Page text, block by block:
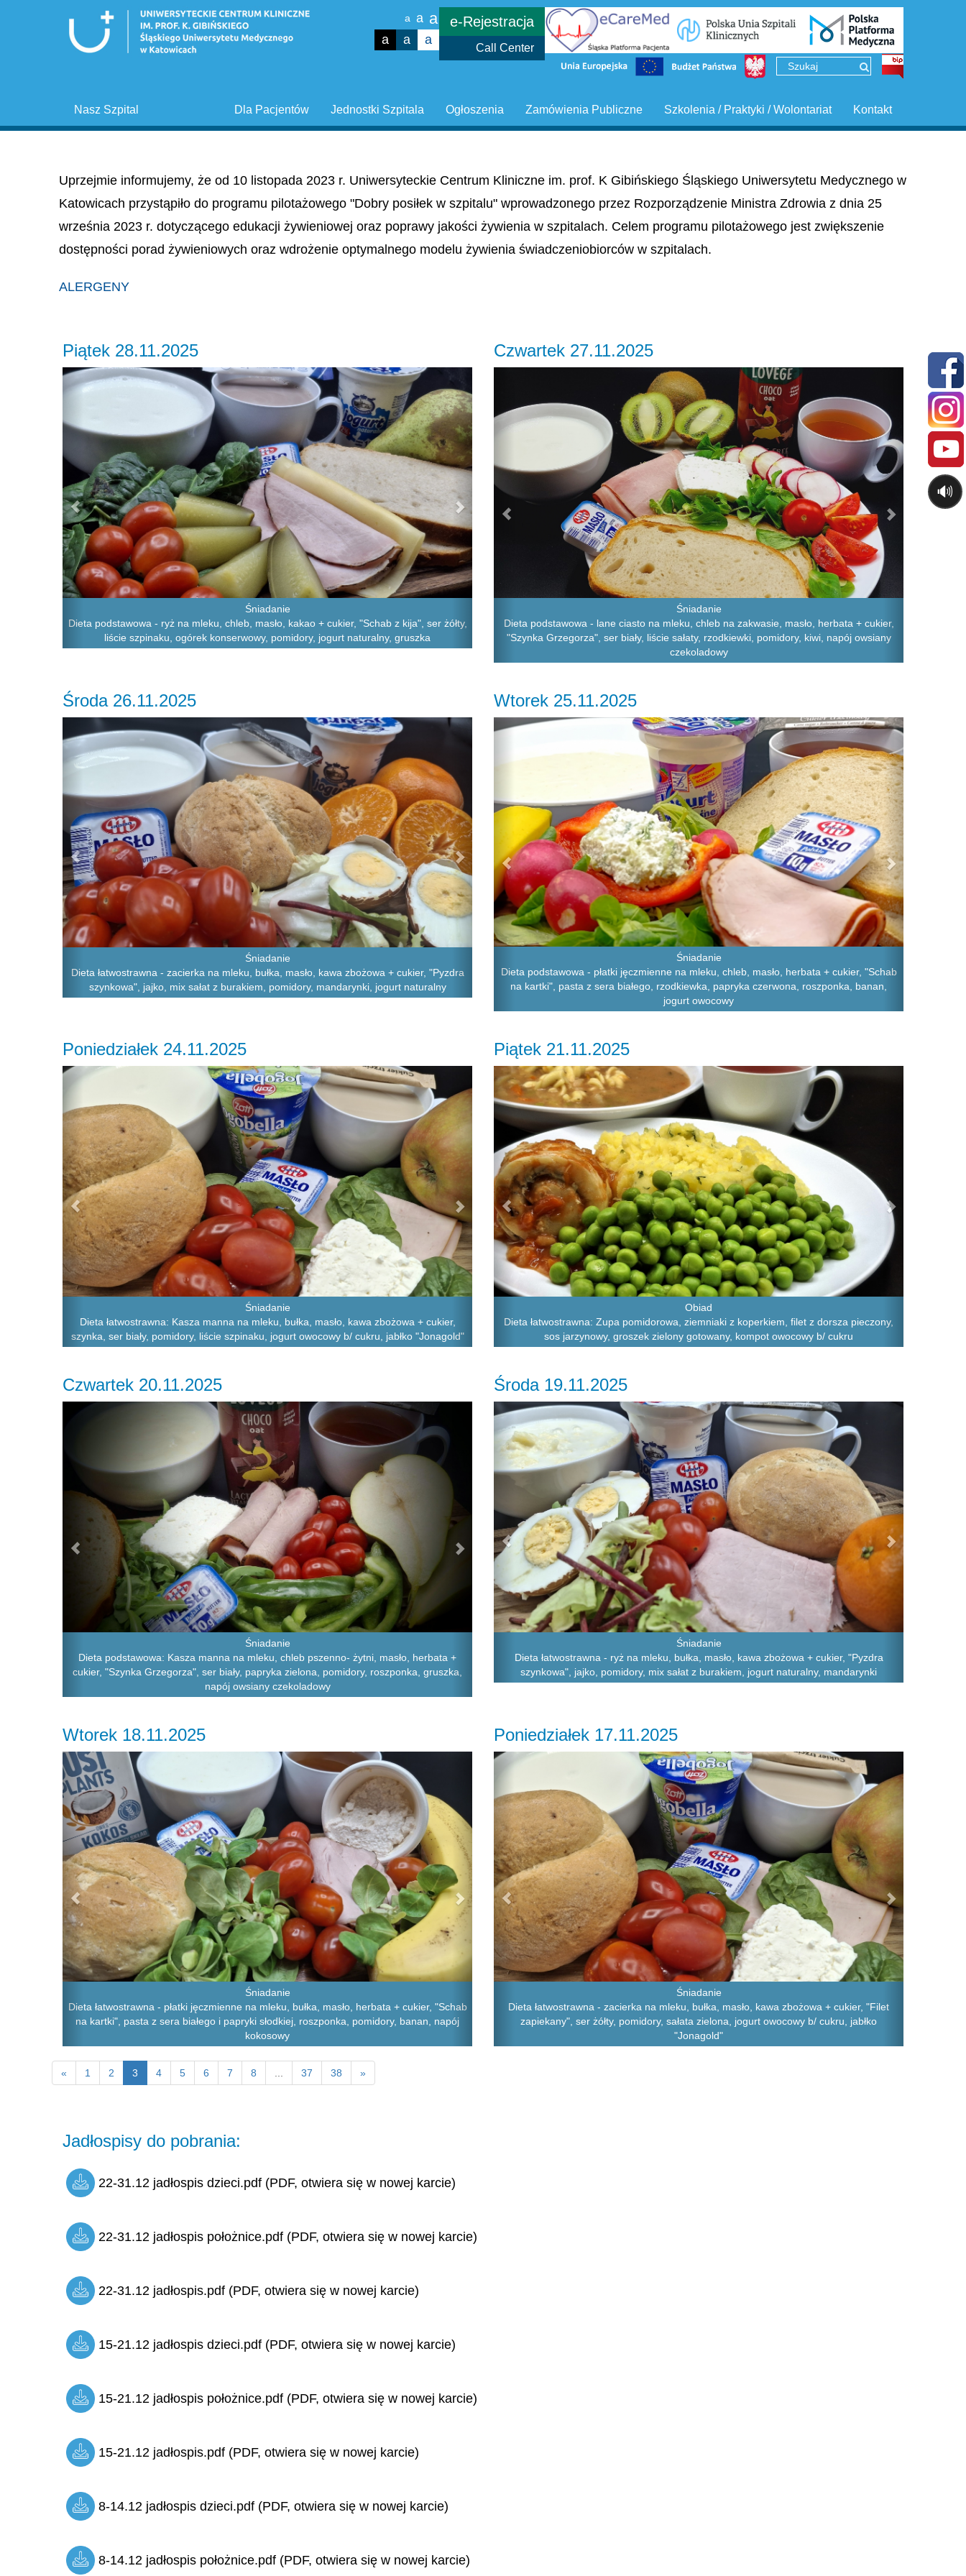
a a a
a a a
e-Rejestracja
Call Center
Kontakt
Szkolenia / Praktyki / Wolontariat
Zamówienia Publiczne
Ogłoszenia
Jednostki Szpitala
Dla Pacjentów
Nasz Szpital
Uprzejmie informujemy, że od 10 listopada 2023 r. Uniwersyteckie Centrum Kliniczne im. prof. K Gibińskiego Śląskiego Uniwersytetu Medycznego w
Katowicach przystąpiło do programu pilotażowego "Dobry posiłek w szpitalu" wprowadzonego przez Rozporządzenie Ministra Zdrowia z dnia 25
września 2023 r. dotyczącego edukacji żywieniowej oraz poprawy jakości żywienia w szpitalach. Celem programu pilotażowego jest zwiększenie
dostępności porad żywieniowych oraz wdrożenie optymalnego modelu żywienia świadczeniobiorców w szpitalach.
ALERGENY
Piątek 28.11.2025
Śniadanie
Dieta podstawowa - ryż na mleku, chleb, masło, kakao + cukier, "Schab z kija", ser żółty,
liście szpinaku, ogórek konserwowy, pomidory, jogurt naturalny, gruszka
Previous
Czwartek 27.11.2025
Śniadanie
Dieta podstawowa - lane ciasto na mleku, chleb na zakwasie, masło, herbata + cukier,
"Szynka Grzegorza", ser biały, liście sałaty, rzodkiewki, pomidory, kiwi, napój owsiany
czekoladowy
Środa 26.11.2025
Śniadanie
Dieta łatwostrawna - zacierka na mleku, bułka, masło, kawa zbożowa + cukier, "Pyzdra
szynkowa", jajko, mix sałat z burakiem, pomidory, mandarynki, jogurt naturalny
Previous Next
Wtorek 25.11.2025
Śniadanie
Dieta podstawowa - płatki jęczmienne na mleku, chleb, masło, herbata + cukier, "Schab
na kartki", pasta z sera białego, rzodkiewka, papryka czerwona, roszponka, banan,
jogurt owocowy
Previous Next
Poniedziałek 24.11.2025
Śniadanie
Dieta łatwostrawna: Kasza manna na mleku, bułka, masło, kawa zbożowa + cukier,
szynka, ser biały, pomidory, liście szpinaku, jogurt owocowy b/ cukru, jabłko "Jonagold"
Previous
Piątek 21.11.2025
Obiad
Dieta łatwostrawna: Zupa pomidorowa, ziemniaki z koperkiem, filet z dorsza pieczony,
sos jarzynowy, groszek zielony gotowany, kompot owocowy b/ cukru
Previous
Czwartek 20.11.2025
Śniadanie
Dieta podstawowa: Kasza manna na mleku, chleb pszenno- żytni, masło, herbata +
cukier, "Szynka Grzegorza", ser biały, papryka zielona, pomidory, roszponka, gruszka,
napój owsiany czekoladowy
Previous
Środa 19.11.2025
Śniadanie
Dieta łatwostrawna - ryż na mleku, bułka, masło, kawa zbożowa + cukier, "Pyzdra
szynkowa", jajko, pomidory, mix sałat z burakiem, jogurt naturalny, mandarynki
Previous Next
Wtorek 18.11.2025
Śniadanie
Dieta łatwostrawna - płatki jęczmienne na mleku, bułka, masło, herbata + cukier, "Schab
na kartki", pasta z sera białego i papryki słodkiej, roszponka, pomidory, banan, napój
kokosowy
Previous
Poniedziałek 17.11.2025
Śniadanie
Dieta łatwostrawna - zacierka na mleku, bułka, masło, kawa zbożowa + cukier, "Filet
zapiekany", ser żółty, pomidory, sałata zielona, jogurt owocowy b/ cukru, jabłko
"Jonagold"
Previous
« 1 2 3 4 5 6 7 8 37 38 »
Jadłospisy do pobrania:
22-31.12 jadłospis dzieci.pdf (PDF, otwiera się w nowej karcie)
22-31.12 jadłospis położnice.pdf (PDF, otwiera się w nowej karcie)
22-31.12 jadłospis.pdf (PDF, otwiera się w nowej karcie)
15-21.12 jadłospis dzieci.pdf (PDF, otwiera się w nowej karcie)
15-21.12 jadłospis położnice.pdf (PDF, otwiera się w nowej karcie)
15-21.12 jadłospis.pdf (PDF, otwiera się w nowej karcie)
8-14.12 jadłospis dzieci.pdf (PDF, otwiera się w nowej karcie)
8-14.12 jadłospis położnice.pdf (PDF, otwiera się w nowej karcie)
🔊